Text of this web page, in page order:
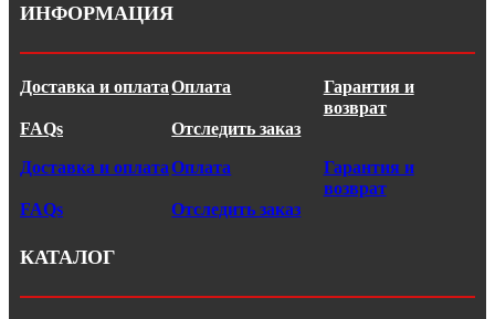
ИНФОРМАЦИЯ
Доставка и оплатаОплата
Гарантия и
возврат
FAQs
Отследить заказ
Доставка и оплатаОплата
Гарантия и
возврат
FAQs
Отследить заказ
КАТАЛОГ